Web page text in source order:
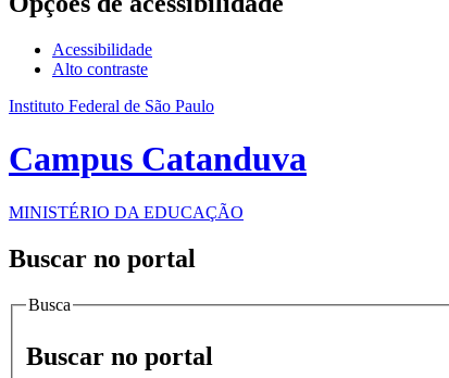
Acessibilidade
Alto contraste
Instituto Federal de São Paulo
Campus Catanduva
MINISTÉRIO DA EDUCAÇÃO
Buscar no portal
Busca
Buscar no portal